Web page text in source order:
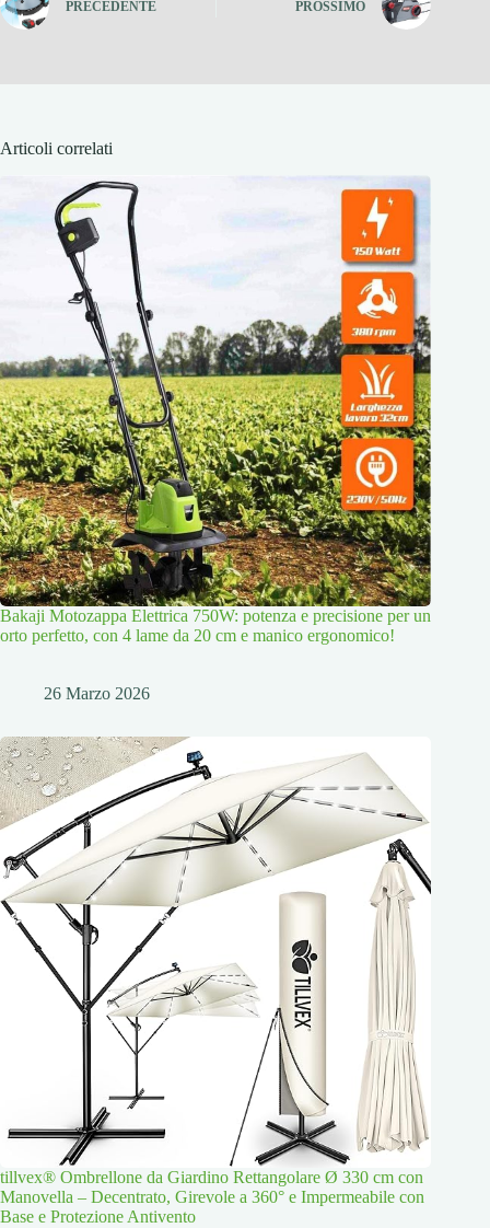
PRECEDENTE PROSSIMO
Articoli correlati
Bakaji Motozappa Elettrica 750W: potenza e precisione per un
orto perfetto, con 4 lame da 20 cm e manico ergonomico!
26 Marzo 2026
tillvex® Ombrellone da Giardino Rettangolare Ø 330 cm con
Manovella – Decentrato, Girevole a 360° e Impermeabile con
Base e Protezione Antivento